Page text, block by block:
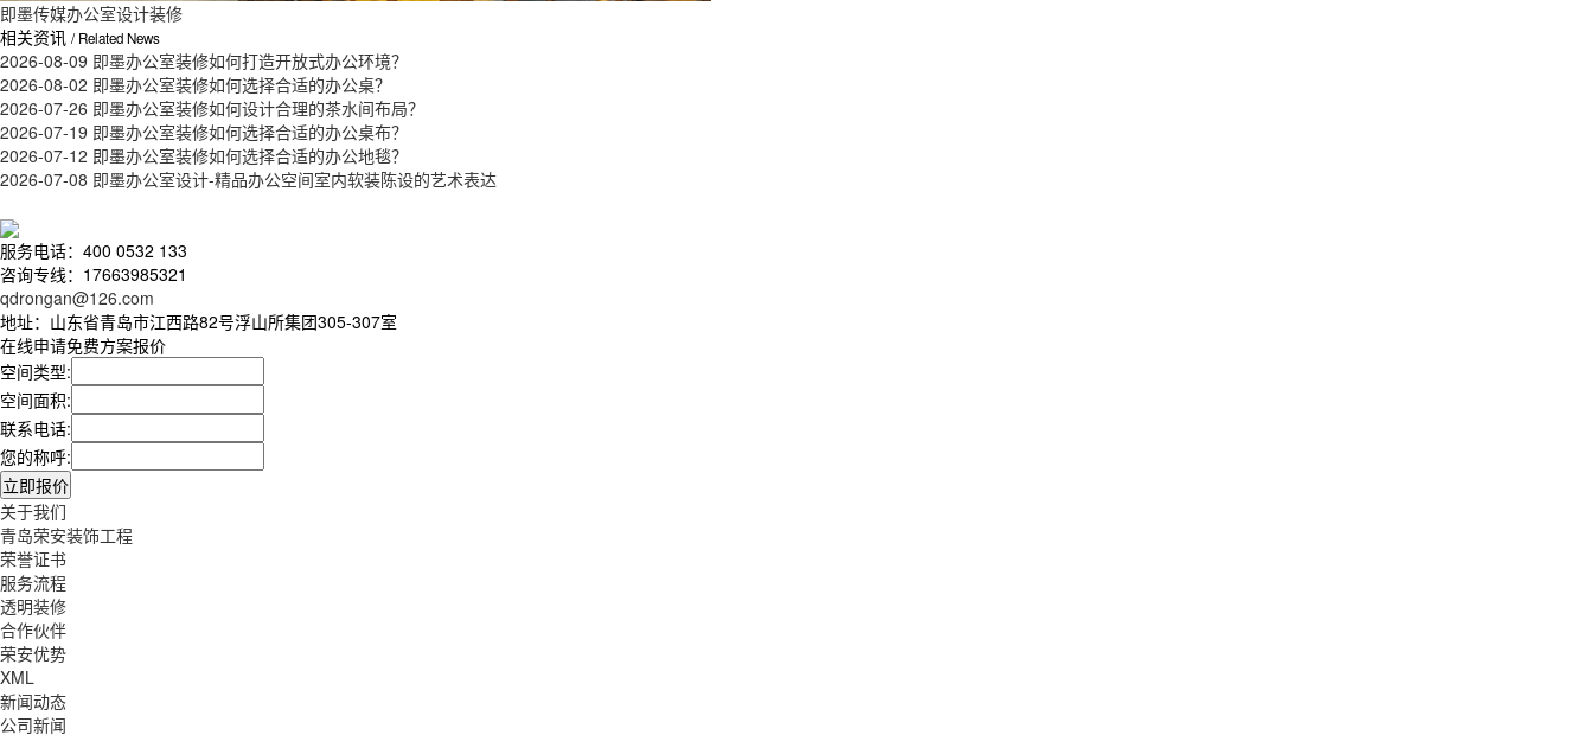
即墨传媒办公室设计装修
相关资讯 / Related News
2026-08-09 即墨办公室装修如何打造开放式办公环境？
2026-08-02 即墨办公室装修如何选择合适的办公桌？
2026-07-26 即墨办公室装修如何设计合理的茶水间布局？
2026-07-19 即墨办公室装修如何选择合适的办公桌布？
2026-07-12 即墨办公室装修如何选择合适的办公地毯？
2026-07-08 即墨办公室设计-精品办公空间室内软装陈设的艺术表达
服务电话：400 0532 133
咨询专线：17663985321
qdrongan@126.com
地址：山东省青岛市江西路82号浮山所集团305-307室
在线申请免费方案报价
空间类型:
空间面积:
联系电话:
您的称呼:
关于我们
青岛荣安装饰工程
荣誉证书
服务流程
透明装修
合作伙伴
荣安优势
XML
新闻动态
公司新闻